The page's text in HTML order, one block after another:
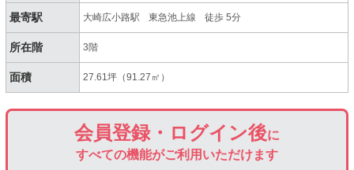
最寄駅 大崎広小路駅 東急池上線 徒歩 5分
所在階 3階
面積 27.61坪（91.27㎡）
会員登録・ログイン後に
すべての機能がご利用いただけます